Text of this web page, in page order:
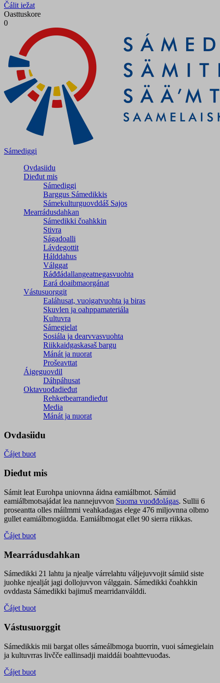
Čálit iežat
Oasttuskore
0
Sámediggi
Ovdasiidu
Dieđut mis
Sámediggi
Barggus Sámedikkis
Sámekulturguovddáš Sajos
Mearrádusdahkan
Sámedikki čoahkkin
Stivra
Ságadoalli
Lávdegottit
Hálddahus
Válggat
Ráđđádallangeatnegas­vuohta
Eará doaibmaorgánat
Vástusuorggit
Ealáhusat, vuoigatvuohta ja biras
Skuvlen ja oahppamateriála
Kultuvra
Sámegielat
Sosiála ja dearvvasvuohta
Riikkaidgaskasaš bargu
Mánát ja nuorat
Prošeavttat
Áigeguovdil
Dáhpáhusat
Oktavuođadieđut
Rehketbearrandieđut
Media
Mánát ja nuorat
Ovdasiidu
Čájet buot
Dieđut mis
Sámit leat Eurohpa uniovnna áidna eamiálbmot. Sámiid
eamiálbmotsajádat lea nannejuvvon Suoma vuođđolágas. Sullii 6
proseantta olles máilmmi veahkadagas elege 476 miljovnna olbmo
gullet eamiálbmogiidda. Eamiálbmogat ellet 90 sierra riikkas.
Čájet buot
Mearrádusdahkan
Sámedikki 21 lahtu ja njealje várrelahtu váljejuvvojit sámiid siste
juohke njealját jagi dollojuvvon válggain. Sámedikki čoahkkin
ovddasta Sámedikki bajimuš mearridanválddi.
Čájet buot
Vástusuorggit
Sámedikkis mii bargat olles sámeálbmoga buorrin, vuoi sámegielain
ja kultuvrras livčče eallinsadji maiddái boahttevuođas.
Čájet buot